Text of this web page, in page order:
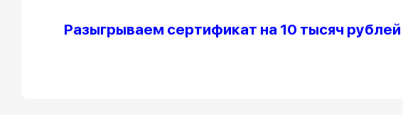
Разыгрываем сертификат на 10 тысяч рублей